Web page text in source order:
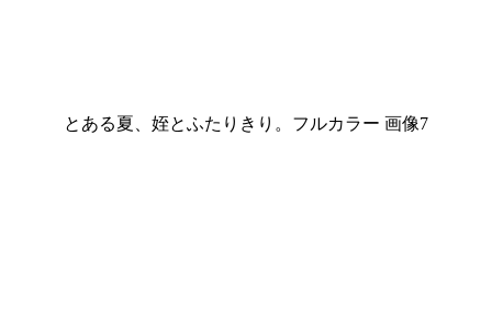
とある夏、姪とふたりきり。フルカラー 画像7